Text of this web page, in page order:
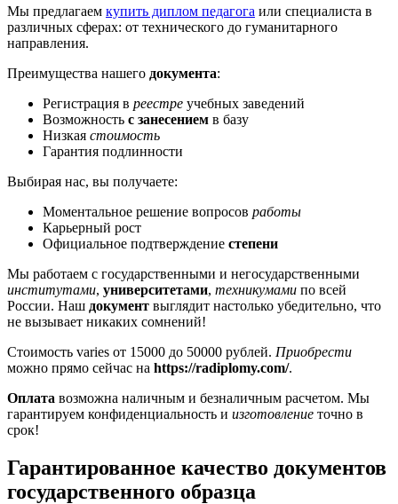
Мы предлагаем купить диплом педагога или специалиста в
различных сферах: от технического до гуманитарного
направления.
Преимущества нашего документа:
Регистрация в реестре учебных заведений
Возможность с занесением в базу
Низкая стоимость
Гарантия подлинности
Выбирая нас, вы получаете:
Моментальное решение вопросов работы
Карьерный рост
Официальное подтверждение степени
Мы работаем с государственными и негосударственными
институтами, университетами, техникумами по всей
России. Наш документ выглядит настолько убедительно, что
не вызывает никаких сомнений!
Стоимость varies от 15000 до 50000 рублей. Приобрести
можно прямо сейчас на https://radiplomy.com/.
Оплата возможна наличным и безналичным расчетом. Мы
гарантируем конфиденциальность и изготовление точно в
срок!
Гарантированное качество документов
государственного образца